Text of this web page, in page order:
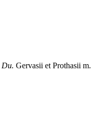
Du. Gervasii et Prothasii m.